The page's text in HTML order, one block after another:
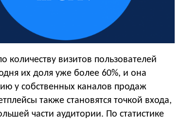
визитов пользователей
их доля уже более 60%, и она
у собственных каналов продаж
также становятся точкой входа,
части аудитории. По статистике